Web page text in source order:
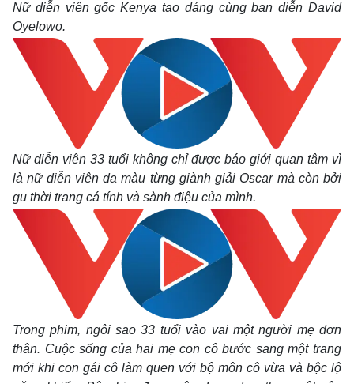
Thế giới
Quan sát
Cuộc sống đó đây
Hồ sơ
Multimedia
Video
Ảnh
E-Magazine
Nữ diễn viên gốc Kenya tạo dáng cùng bạn diễn David
Oyelowo.
Nữ diễn viên 33 tuổi không chỉ được báo giới quan tâm vì
là nữ diễn viên da màu từng giành giải Oscar mà còn bởi
gu thời trang cá tính và sành điệu của mình.
Trong phim, ngôi sao 33 tuổi vào vai một người mẹ đơn
thân. Cuộc sống của hai mẹ con cô bước sang một trang
mới khi con gái cô làm quen với bộ môn cô vừa và bộc lộ